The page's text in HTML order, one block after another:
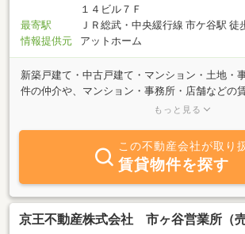
１４ビル７Ｆ
最寄駅
ＪＲ総武・中央緩行線 市ケ谷駅 徒
情報提供元
アットホーム
新築戸建て・中古戸建て・マンション・土地・
件の仲介や、マンション・事務所・店舗などの
広く手掛けております。自社開発による分譲・
お気軽にご相談下さい。おかげさまで創立４7周
層、お客様のニーズに合わせたサービスをご提
同努めております。お問い合わせ、心よりお待
もっと見る
この不動産会社が取り
賃貸物件を探す
京王不動産株式会社 市ヶ谷営業所（売